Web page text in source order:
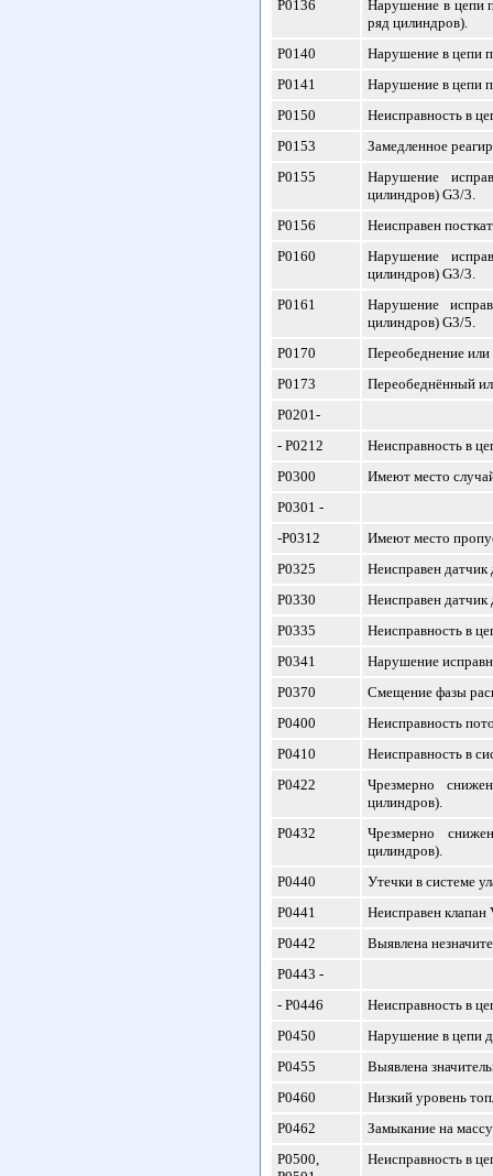
P0136
Нарушение в цепи
ряд цилиндров).
P0140
Нарушение в цепи
P0141
Нарушение в цепи
P0150
Неисправность в
P0153
Замедленное
P0155
Нарушение
цилиндров) G3/3.
P0156
Неисправен
P0160
Нарушение
цилиндров) G3/3.
P0161
Нарушение
цилиндров) G3/5.
P0170
Переобеднение
P0173
Переобеднённый
P0201-
- P0212
Неисправность в
P0300
Имеют место
P0301 -
-P0312
Имеют место
P0325
Неисправен
P0330
Неисправен
P0335
Неисправность в
P0341
Нарушение
P0370
Смещение фазы
P0400
Неисправность
P0410
Неисправность в
P0422
Чрезмерно
цилиндров).
P0432
Чрезмерно
цилиндров).
P0440
Утечки в системе
P0441
Неисправен клапан
P0442
Выявлена
P0443 -
- Р0446
Неисправность в
P0450
Нарушение в цепи
P0455
Выявлена
P0460
Низкий уровень
P0462
Замыкание на
P0500,
Неисправность в